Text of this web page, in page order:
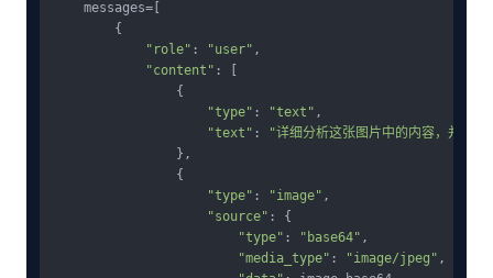
    messages=[
        {
"role" : "user" ,
"content" : [
                {
"type" : "text" ,
"text" :
"详细分析这张图片中的内容，并指
                },
                {
"type" : "image" ,
"source" : {
"type" : "base64" ,
"media_type" : "image/jpeg" ,